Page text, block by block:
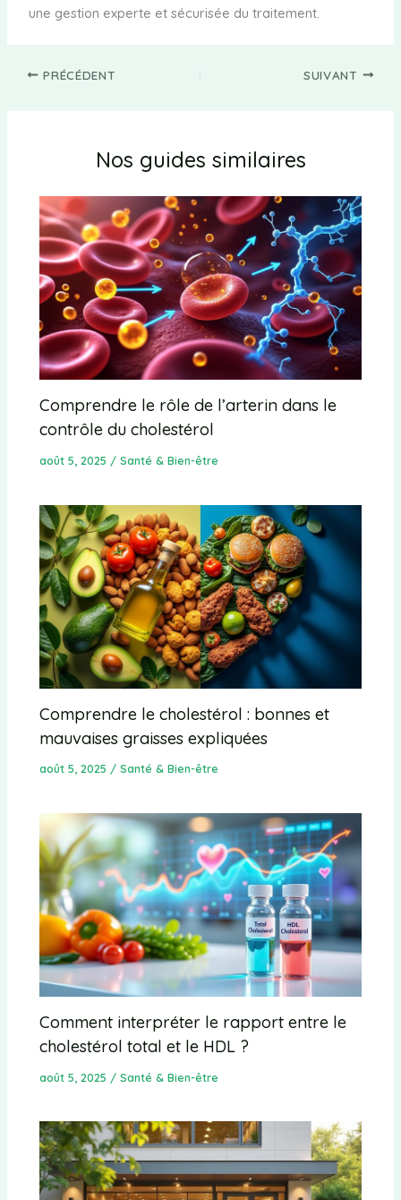
une gestion experte et sécurisée du traitement.
PRÉCÉDENT SUIVANT
Nos guides similaires
Comprendre le rôle de l’arterin dans le
contrôle du cholestérol
août 5, 2025 /Santé & Bien-être
Comprendre le cholestérol : bonnes et
mauvaises graisses expliquées
août 5, 2025 /Santé & Bien-être
Comment interpréter le rapport entre le
cholestérol total et le HDL ?
août 5, 2025 /Santé & Bien-être